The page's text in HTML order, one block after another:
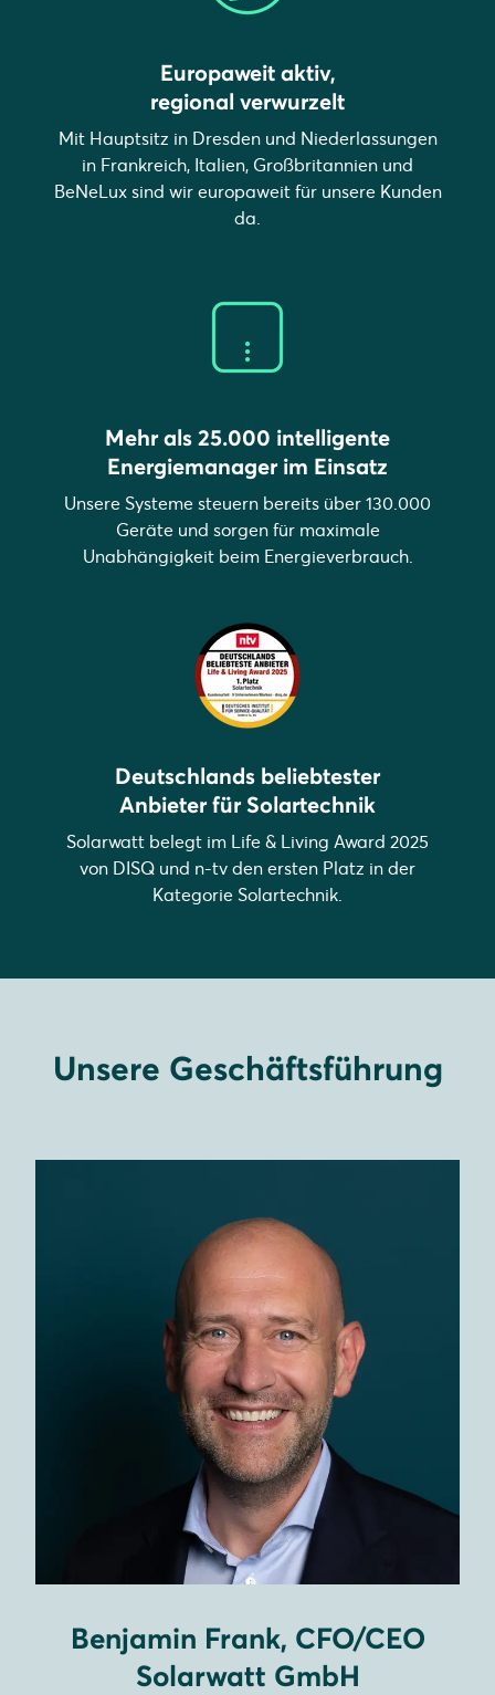
Europaweit aktiv,
regional verwurzelt
Mit Hauptsitz in Dresden und Niederlassungen
in Frankreich, Italien, Großbritannien und
BeNeLux sind wir europaweit für unsere Kunden
da.
Mehr als 25.000 intelligente
Energiemanager im Einsatz
Unsere Systeme steuern bereits über 130.000
Geräte und sorgen für maximale
Unabhängigkeit beim Energieverbrauch.
Deutschlands beliebtester
Anbieter für Solartechnik
Solarwatt belegt im Life & Living Award 2025
von DISQ und n-tv den ersten Platz in der
Kategorie Solartechnik.
Unsere Geschäftsführung
Benjamin Frank, CFO/CEO
Solarwatt GmbH